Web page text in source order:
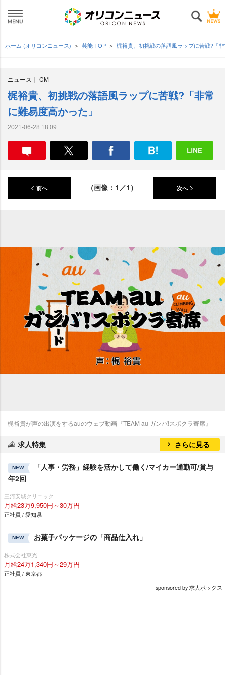
ホーム (オリコンニュース) 芸能 TOP 梶裕貴、初挑戦の落語風ラップに苦戦?「
ニュース CM
梶裕貴、初挑戦の落語風ラップに苦戦?「非常
に難易度高かった」
2021-06-28 18:09
前へ （画像：1／1） 次へ
梶裕貴が声の出演をするauのウェブ動画『TEAM au ガンバ!スポクラ寄席』
求人特集 さらに見る
NEW
「人事・労務」経験を活かして働く/マイカー通勤可/賞与
年2回
三河安城クリニック
月給23万9,950円～30万円
正社員 / 愛知県
NEW お菓子パッケージの「商品仕入れ」
株式会社東光
月給24万1,340円～29万円
正社員 / 東京都
sponsored by 求人ボックス